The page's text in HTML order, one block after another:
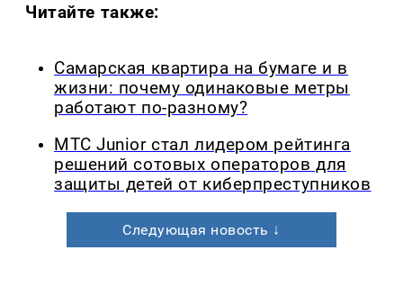
Читайте также:
Самарская квартира на бумаге и в
жизни: почему одинаковые метры
работают по-разному?
МТС Junior стал лидером рейтинга
решений сотовых операторов для
защиты детей от киберпреступников
Следующая новость ↓